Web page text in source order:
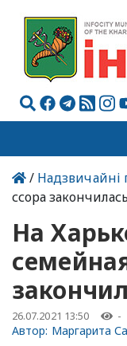
/ Надзвичайні
ссора
На
26.07.2021 13:50 -
Автор: Маргарита